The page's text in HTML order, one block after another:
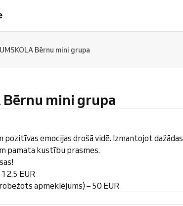
Bērnu mini grupa
Bērnu mini grupa
emocijas drošā vidē. Izmantojot dažādas
pamata kustību prasmes.
EUR
apmeklējums) – 50 EUR